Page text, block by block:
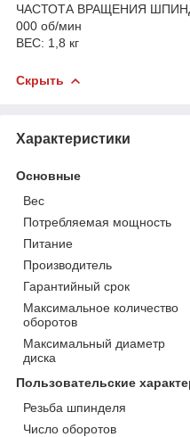
ЧАСТОТА ВРАЩЕНИЯ
000 об/мин
ВЕС: 1,8 кг
Скрыть
Характеристики
Основные
Вес
Потребляемая мощность
Питание
Производитель
Гарантийный срок
Максимальное количество
оборотов
Максимальный диаметр
диска
Пользовательские
Резьба шпинделя
Число оборотов